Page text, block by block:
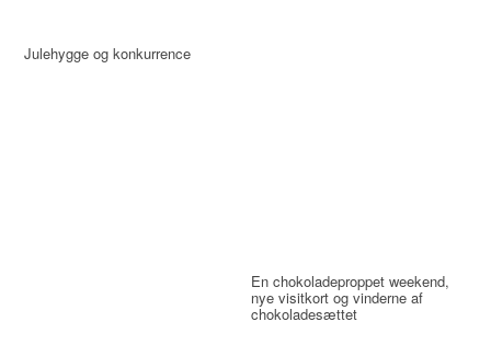
Julehygge og konkurrence
En chokoladeproppet weekend,
nye visitkort og vinderne af
chokoladesættet